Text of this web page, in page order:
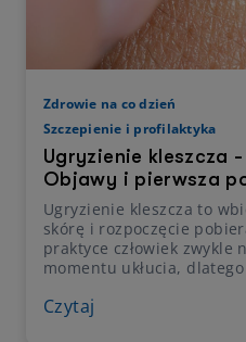
Zdrowie na co dzień
Szczepienie i profilaktyka
Ugryzienie kleszcza
Objawy i pierwsza
Ugryzienie kleszcza to
skórę i rozpoczęcie
praktyce człowiek zwykle
momentu ukłucia,
przy przypadkowym
Czytaj